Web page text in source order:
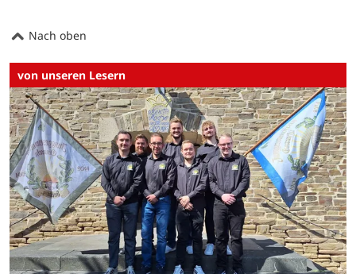
Nach oben
von unseren Lesern